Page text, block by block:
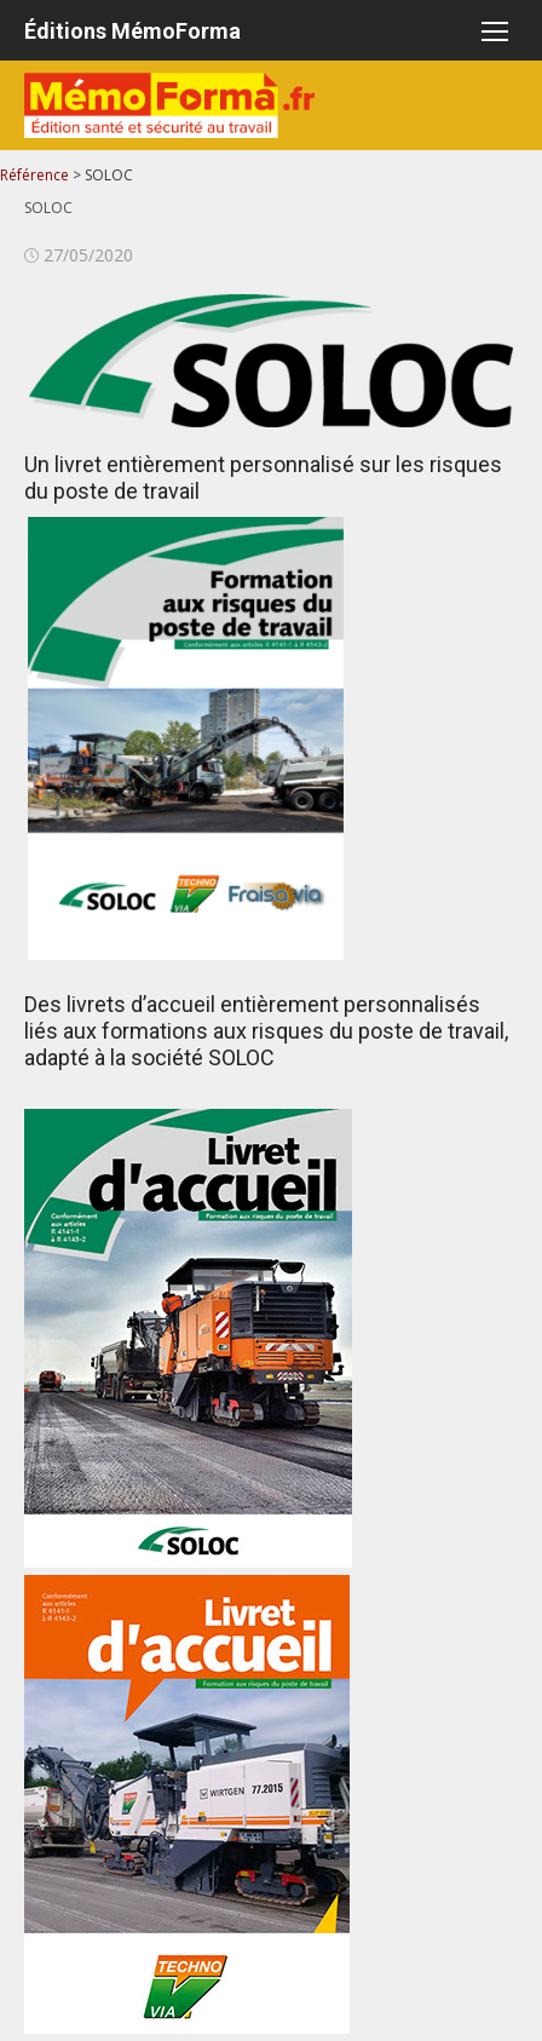
Aller
contenu
Éditions MémoForma
Référence > SOLOC
SOLOC
Publié27/05/2020
Un livret entièrement personnalisé sur les risques
du poste de travail
Des livrets d’accueil entièrement personnalisés
liés aux formations aux risques du poste de travail,
adapté à la société SOLOC